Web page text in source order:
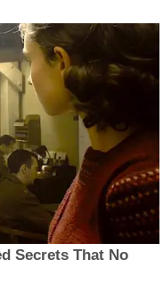
Secrets That No